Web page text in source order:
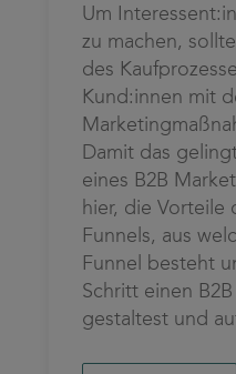
Um
zu machen,
des
Kund:innen mit
Damit das
eines B2B
hier, die Vorteile
Funnels, aus
Funnel besteht
Schritt einen
gestaltest und